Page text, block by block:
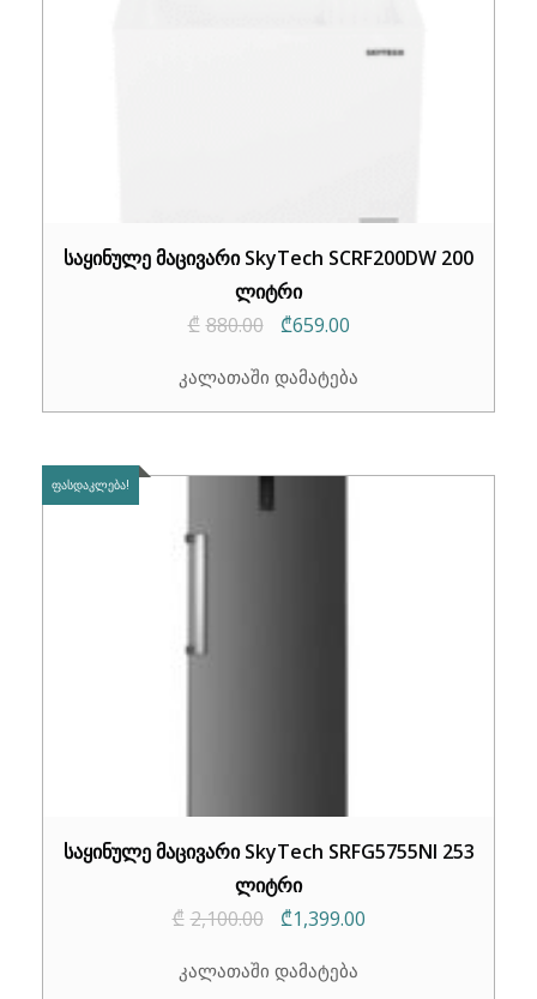
საყინულე მაცივარი SkyTech SCRF200DW 200
ლიტრი
₾ 880.00
Original
was:
₾659.00Current
is:
კალათაში დამატება
ᲤᲐᲡᲓᲐᲙᲚᲔᲑᲐ!
საყინულე მაცივარი SkyTech SRFG5755NI 253
ლიტრი
₾ 2,100.00
Original
was:
₾1,399.00Current
კალათაში დამატება